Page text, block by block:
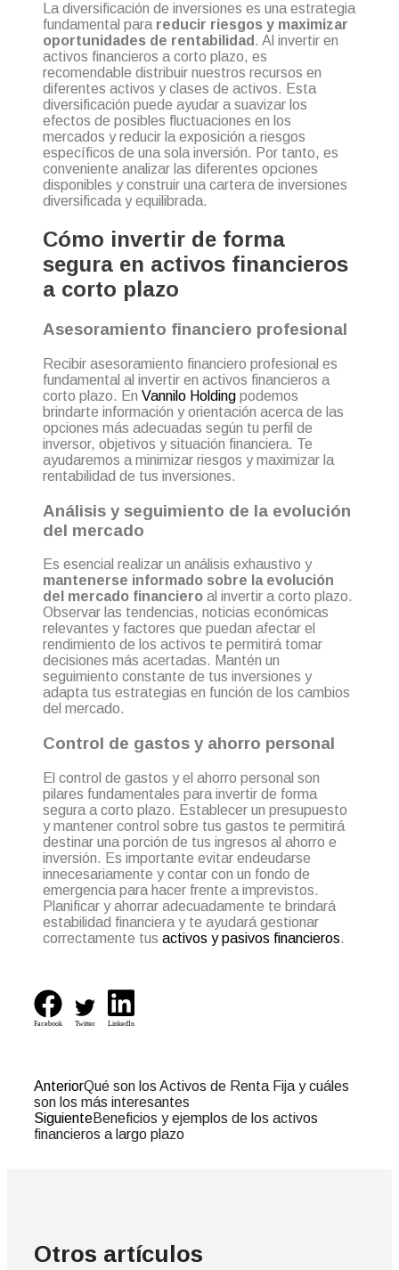
La diversificación de inversiones es una estrategia
fundamental para reducir riesgos y maximizar
oportunidades de rentabilidad . Al invertir en
activos financieros a corto plazo, es
recomendable distribuir nuestros recursos en
diferentes activos y clases de activos. Esta
diversificación puede ayudar a suavizar los
efectos de posibles fluctuaciones en los
mercados y reducir la exposición a riesgos
específicos de una sola inversión. Por tanto, es
conveniente analizar las diferentes opciones
disponibles y construir una cartera de inversiones
diversificada y equilibrada.
Cómo invertir de forma
segura en activos financieros
a corto plazo
Asesoramiento financiero profesional
Recibir asesoramiento financiero profesional es
fundamental al invertir en activos financieros a
corto plazo. En Vannilo Holding podemos
brindarte información y orientación acerca de las
opciones más adecuadas según tu perfil de
inversor, objetivos y situación financiera. Te
ayudaremos a minimizar riesgos y maximizar la
rentabilidad de tus inversiones.
Análisis y seguimiento de la evolución
del mercado
Es esencial realizar un análisis exhaustivo y
mantenerse informado sobre la evolución
del mercado financiero al invertir a corto plazo.
Observar las tendencias, noticias económicas
relevantes y factores que puedan afectar el
rendimiento de los activos te permitirá tomar
decisiones más acertadas. Mantén un
seguimiento constante de tus inversiones y
adapta tus estrategias en función de los cambios
del mercado.
Control de gastos y ahorro personal
El control de gastos y el ahorro personal son
pilares fundamentales para invertir de forma
segura a corto plazo. Establecer un presupuesto
y mantener control sobre tus gastos te permitirá
destinar una porción de tus ingresos al ahorro e
inversión. Es importante evitar endeudarse
innecesariamente y contar con un fondo de
emergencia para hacer frente a imprevistos.
Planificar y ahorrar adecuadamente te brindará
estabilidad financiera y te ayudará gestionar
correctamente tus activos y pasivos financieros.
Facebook Twitter LinkedIn
AnteriorQué son los Activos de Renta Fija y cuáles
son los más interesantes
SiguienteBeneficios y ejemplos de los activos
financieros a largo plazo
Otros artículos